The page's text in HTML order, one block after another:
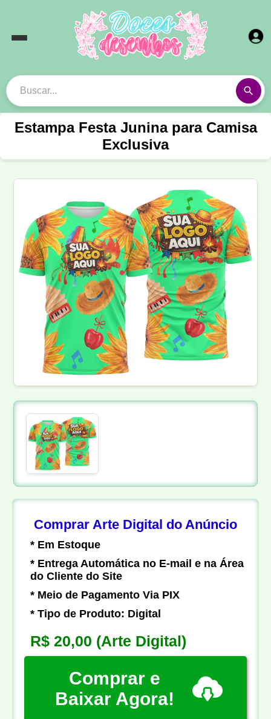
Estampa Festa Junina para Camisa
Exclusiva
Comprar Arte Digital do Anúncio
* Em Estoque
* Entrega Automática no E-mail e na Área
do Cliente do Site
* Meio de Pagamento Via PIX
* Tipo de Produto: Digital
R$ 20,00 (Arte Digital)
Comprar e
Baixar Agora!